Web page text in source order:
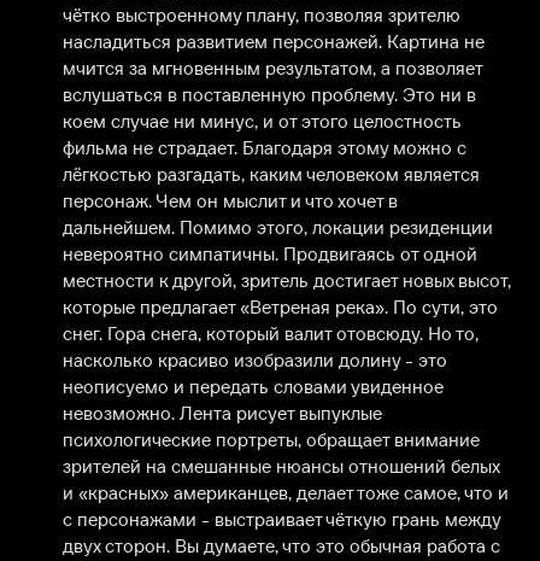
чётко выстроенному плану, позволяя зрителю
насладиться развитием персонажей. Картина не
мчится за мгновенным результатом, а позволяет
вслушаться в поставленную проблему. Это ни в
коем случае ни минус, и от этого целостность
фильма не страдает. Благодаря этому можно с
лёгкостью разгадать, каким человеком является
персонаж. Чем он мыслит и что хочет в
дальнейшем. Помимо этого, локации резиденции
невероятно симпатичны. Продвигаясь от одной
местности к другой, зритель достигает новых высот,
которые предлагает «Ветреная река». По сути, это
снег. Гора снега, который валит отовсюду. Но то,
насколько красиво изобразили долину - это
неописуемо и передать словами увиденное
невозможно. Лента рисует выпуклые
психологические портреты, обращает внимание
зрителей на смешанные нюансы отношений белых
и «красных» американцев, делает тоже самое, что и
с персонажами - выстраивает чёткую грань между
двух сторон. Вы думаете, что это обычная работа с